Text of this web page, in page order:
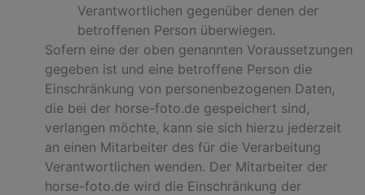
Verantwortlichen gegenüber denen der
betroffenen Person überwiegen.
Sofern eine der oben genannten Voraussetzungen
gegeben ist und eine betroffene Person die
Einschränkung von personenbezogenen Daten,
die bei der horse-foto.de gespeichert sind,
verlangen möchte, kann sie sich hierzu jederzeit
an einen Mitarbeiter des für die Verarbeitung
Verantwortlichen wenden. Der Mitarbeiter der
horse-foto.de wird die Einschränkung der